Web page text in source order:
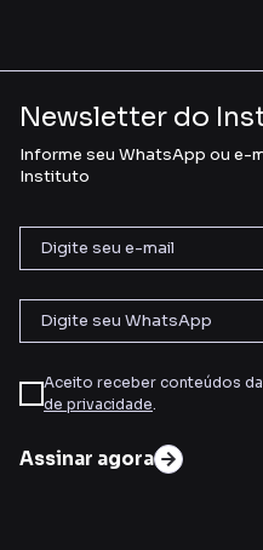
Newsletter do
Informe seu WhatsApp ou e-
Instituto
Aceito receber conteúdos
de privacidade.
Assinar agora